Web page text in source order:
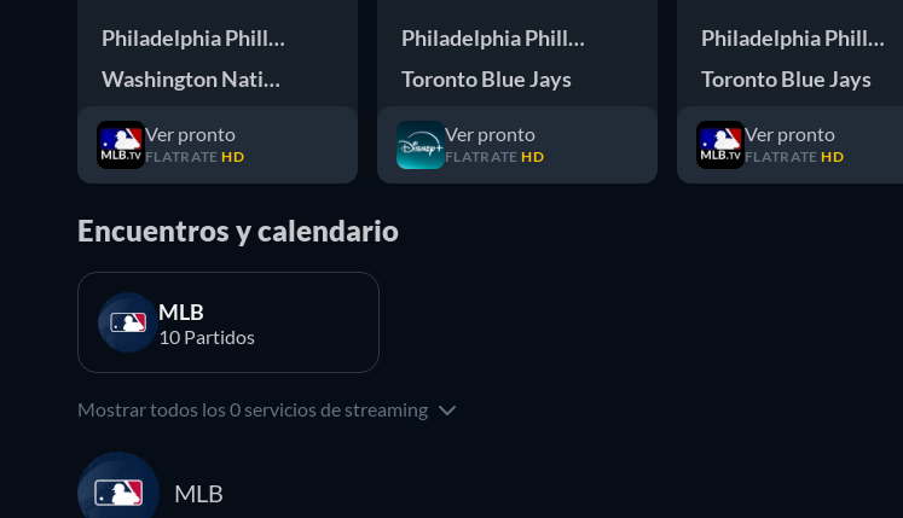
Philadelphia Phillies
Washington Nationals
Ver pronto
FLATRATE HD
Philadelphia Phillies
Toronto Blue Jays
Ver pronto
FLATRATE HD
Philadelphia Phillies
Toronto Blue Jays
Ver pronto
FLATRATE HD
Encuentros y calendario
MLB
10 Partidos
Mostrar todos los 0 servicios de streaming
MLB